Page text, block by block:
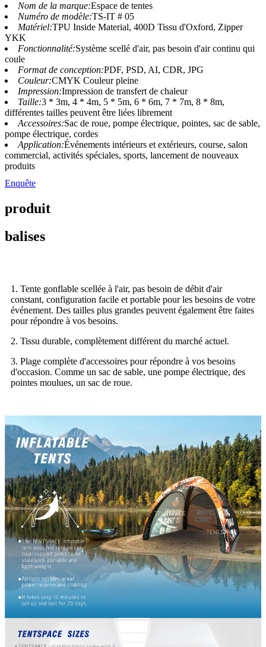
Nom de la marque:Espace de tentes
Numéro de modèle:TS-IT # 05
Matériel:TPU Inside Material, 400D Tissu d'Oxford, Zipper
YKK
Fonctionnalité:Système scellé d'air, pas besoin d'air continu qui
coule
Format de conception:PDF, PSD, AI, CDR, JPG
Couleur:CMYK Couleur pleine
Impression:Impression de transfert de chaleur
Taille:3 * 3m, 4 * 4m, 5 * 5m, 6 * 6m, 7 * 7m, 8 * 8m,
différentes tailles peuvent être liées librement
Accessoires:Sac de roue, pompe électrique, pointes, sac de sable,
pompe électrique, cordes
Application:Événements intérieurs et extérieurs, course, salon
commercial, activités spéciales, sports, lancement de nouveaux
produits
Enquête
produit
balises
1. Tente gonflable scellée à l'air, pas besoin de débit d'air
constant, configuration facile et portable pour les besoins de votre
événement. Des tailles plus grandes peuvent également être faites
pour répondre à vos besoins.
2. Tissu durable, complètement différent du marché actuel.
3. Plage complète d'accessoires pour répondre à vos besoins
d'occasion. Comme un sac de sable, une pompe électrique, des
pointes moulues, un sac de roue.